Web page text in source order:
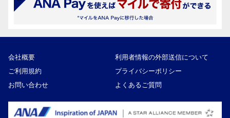
会社概要
利用者情報の外部送信について
ご利用規約
プライバシーポリシー
お問い合わせ
よくあるご質問